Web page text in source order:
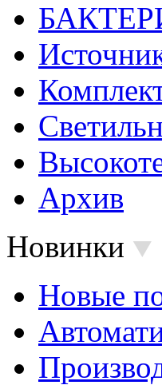
Архив
Новинки
Новые